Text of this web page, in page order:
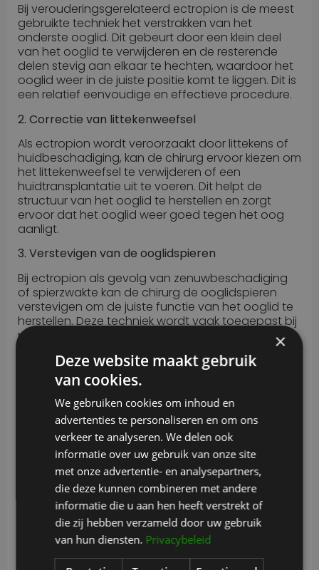
Bij verouderingsgerelateerd ectropion is de meest
gebruikte techniek het verstrakken van het
onderste ooglid. Dit gebeurt door een klein deel
van het ooglid te verwijderen en de resterende
delen stevig aan elkaar te hechten, waardoor het
ooglid weer in de juiste positie komt te liggen. Dit is
een relatief eenvoudige en effectieve procedure.
2. Correctie van littekenweefsel
Als ectropion wordt veroorzaakt door littekens of
huidbeschadiging, kan de chirurg ervoor kiezen om
het littekenweefsel te verwijderen of een
huidtransplantatie uit te voeren. Dit helpt de
structuur van het ooglid te herstellen en zorgt
ervoor dat het ooglid weer goed tegen het oog
aanligt.
3. Verstevigen van de ooglidspieren
Bij ectropion als gevolg van zenuwbeschadiging
of spierzwakte kan de chirurg de ooglidspieren
verstevigen om de juiste functie van het ooglid te
herstellen. Deze techniek wordt vaak toegepast bij
patiënten met neurologische aandoeningen zoals
Herstel na een
ectropioncorrectie
Na een ectropioncorrectie is het belangrijk om het
oog goed te verzorgen om het herstel te
bevorderen en complicaties te voorkomen. De
hersteltijd varieert afhankelijk van de uitgevoerde
procedure, maar de meeste mensen ervaren een
volledig herstel binnen enkele weken.
Enkele belangrijke aandachtspunten voor het
herstelproces zijn:
Zwelling en blauwe plekken: Het is normaal om
×
Deze website maakt gebruik
van cookies.
We gebruiken cookies om inhoud en
advertenties te personaliseren en om ons
verkeer te analyseren. We delen ook
informatie over uw gebruik van onze site
met onze advertentie- en analysepartners,
die deze kunnen combineren met andere
informatie die u aan hen heeft verstrekt of
die zij hebben verzameld door uw gebruik
van hun diensten. Privacybeleid